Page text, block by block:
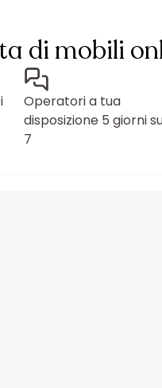
di mobili
Operatori a tua
disposizione 5 giorni
7